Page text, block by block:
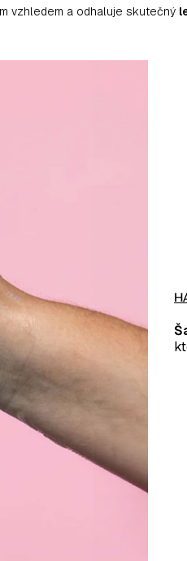
vzhledem a odhaluje skutečný